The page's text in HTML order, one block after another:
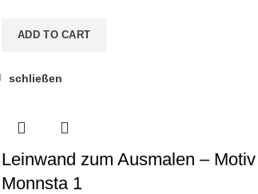
ADD TO CART
schließen
Leinwand zum Ausmalen – Motiv
Monnsta 1